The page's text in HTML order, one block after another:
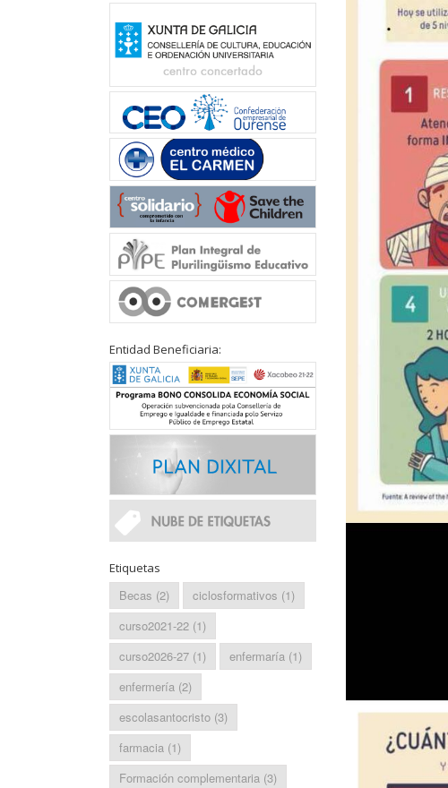
Entidad Beneficiaria:
Etiquetas
Becas (2) ciclosformativos (1)
curso2021-22 (1)
curso2026-27 (1) enfermaría (1)
enfermería (2)
escolasantocristo (3)
farmacia (1)
Formación complementaria (3)